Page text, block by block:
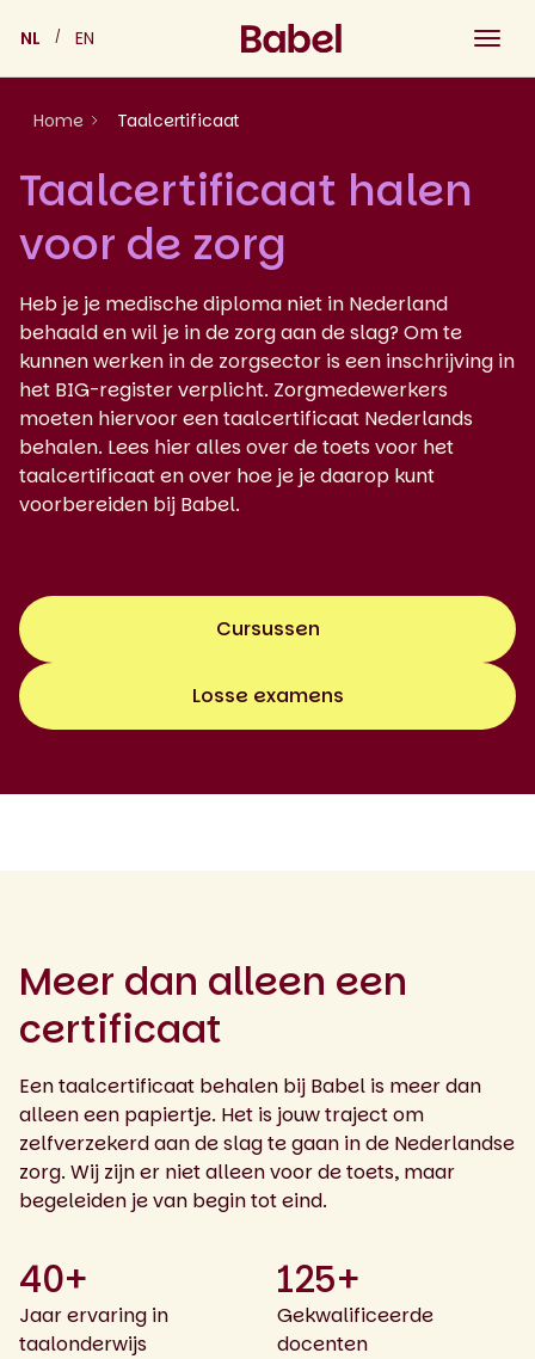
content
NL EN
Home Taalcertificaat
Taalcertificaat halen
voor de zorg
Heb je je medische diploma niet in Nederland
behaald en wil je in de zorg aan de slag? Om te
kunnen werken in de zorgsector is een inschrijving in
het BIG-register verplicht. Zorgmedewerkers
moeten hiervoor een taalcertificaat Nederlands
behalen. Lees hier alles over de toets voor het
taalcertificaat en over hoe je je daarop kunt
voorbereiden bij Babel.
Cursussen
Losse examens
Meer dan alleen een
certificaat
Een taalcertificaat behalen bij Babel is meer dan
alleen een papiertje. Het is jouw traject om
zelfverzekerd aan de slag te gaan in de Nederlandse
zorg. Wij zijn er niet alleen voor de toets, maar
begeleiden je van begin tot eind.
40+
Jaar ervaring in
taalonderwijs
125+
Gekwalificeerde
docenten